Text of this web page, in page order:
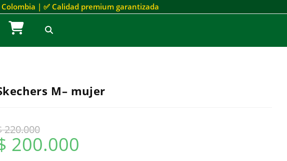
| ✅ Calidad premium garantizada
M– mujer
220.000
200.000